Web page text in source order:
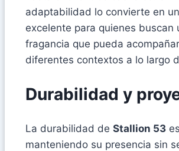
adaptabilidad lo convierte en
excelente para quienes buscan
fragancia que pueda
diferentes contextos a lo largo
Durabilidad y
La durabilidad de Stallion 53
manteniendo su presencia sin